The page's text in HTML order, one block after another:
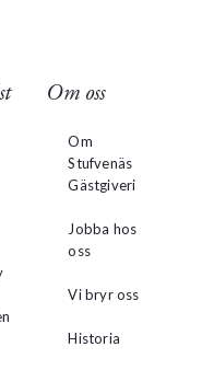
Om oss
Om
Stufvenäs
Gästgiveri
Jobba hos
oss
Vi bryr oss
Historia